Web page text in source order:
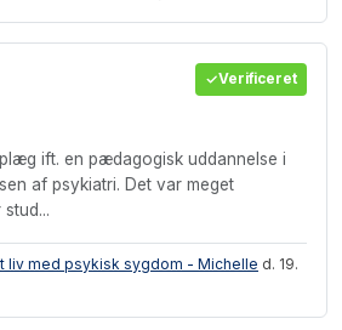
Verificeret
ift. en pædagogisk uddannelse i
af psykiatri. Det var meget
liv med psykisk sygdom - Michelle d. 19.